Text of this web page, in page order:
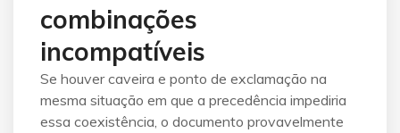
combinações
incompatíveis
Se houver caveira e ponto de exclamação na
mesma situação em que a precedência impediria
essa coexistência, o documento provavelmente